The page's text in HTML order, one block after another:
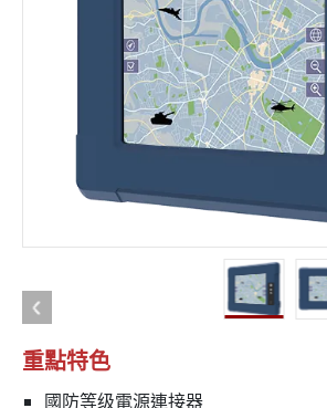
重點特色
國防等级電源連接器